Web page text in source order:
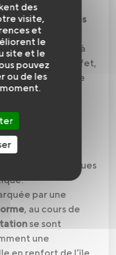
la progression des
consiste à
risques. En effet,
est dynamique
et
de besoins
et de
des risques
par une
, au cours de
se sont
une
en renfort de l’île
des
visite,
et
le
site et le
pouvez
ou de les